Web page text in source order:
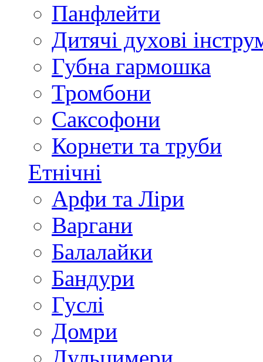
Панфлейти
Дитячі духові
Губна гармошка
Тромбони
Саксофони
Корнети та труби
Етнічні
Арфи та Ліри
Варгани
Балалайки
Бандури
Гуслі
Домри